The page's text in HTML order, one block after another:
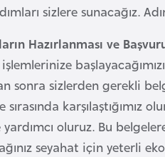
sizlere sunacağız.
Hazırlanması ve
sonra sizlerden gerekli
sırasında
oluruz. Bu
seyahat için yeterli